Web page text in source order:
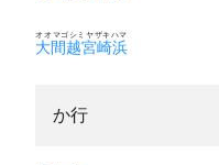
大間越宮崎浜
オオマゴシミヤザキハマ
か行